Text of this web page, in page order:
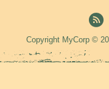
Copyright MyCorp ©